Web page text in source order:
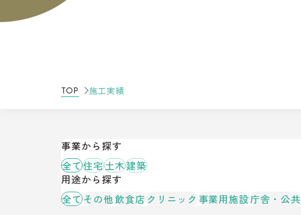
TOP 施工実績
事業から探す
全て住宅土木建築
用途から探す
全てその他飲食店 クリニック 事業用施設庁舎・公共